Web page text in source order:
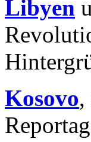
Libyen
Kosovo,